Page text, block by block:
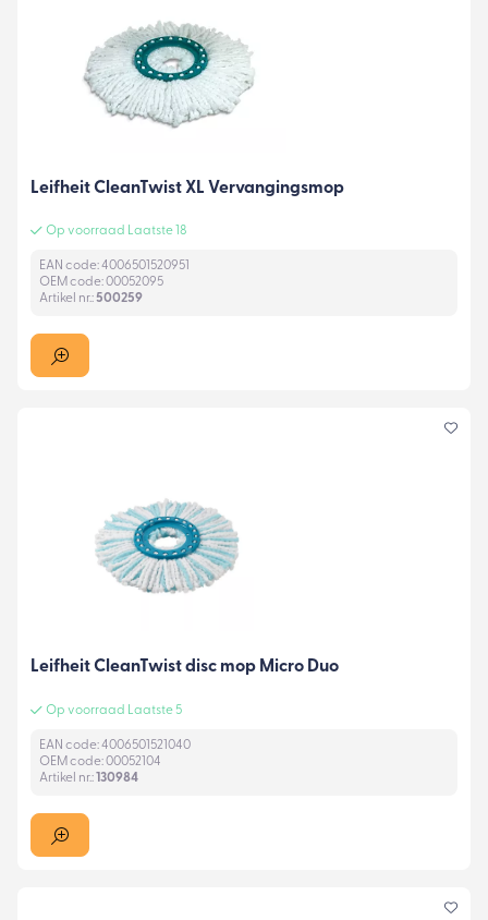
Leifheit CleanTwist XL Vervangingsmop
Op voorraad Laatste 18
EAN code: 4006501520951
OEM code: 00052095
Artikel nr.:500259
Leifheit CleanTwist disc mop Micro Duo
Op voorraad Laatste 5
EAN code: 4006501521040
OEM code: 00052104
Artikel nr.:130984